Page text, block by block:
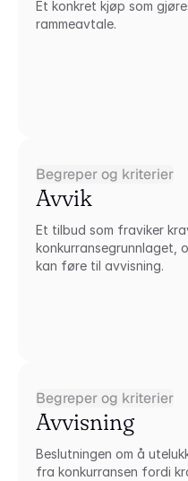
Et konkret kjøp som
rammeavtale.
Begreper og kriterier
Avvik
Et tilbud som fraviker
konkurransegrunnlaget,
kan føre til avvisning.
Begreper og kriterier
Avvisning
Beslutningen om å
fra konkurransen fordi